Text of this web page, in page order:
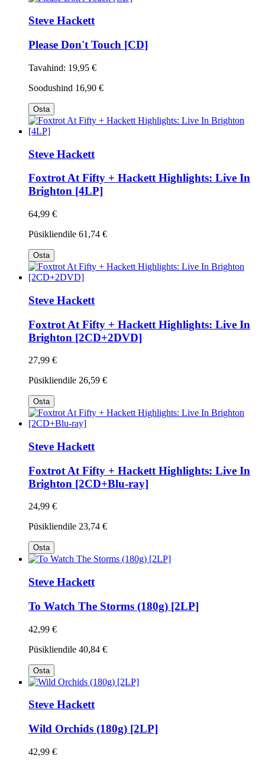
Steve Hackett
Please Don't Touch [CD]
Tavahind: 19,95 €
Soodushind 16,90 €
Osta
Steve Hackett
Foxtrot At Fifty + Hackett Highlights: Live In
Brighton [4LP]
64,99 €
Püsikliendile 61,74 €
Osta
Steve Hackett
Foxtrot At Fifty + Hackett Highlights: Live In
Brighton [2CD+2DVD]
27,99 €
Püsikliendile 26,59 €
Osta
Steve Hackett
Foxtrot At Fifty + Hackett Highlights: Live In
Brighton [2CD+Blu-ray]
24,99 €
Püsikliendile 23,74 €
Osta
Steve Hackett
To Watch The Storms (180g) [2LP]
42,99 €
Püsikliendile 40,84 €
Osta
Steve Hackett
Wild Orchids (180g) [2LP]
42,99 €